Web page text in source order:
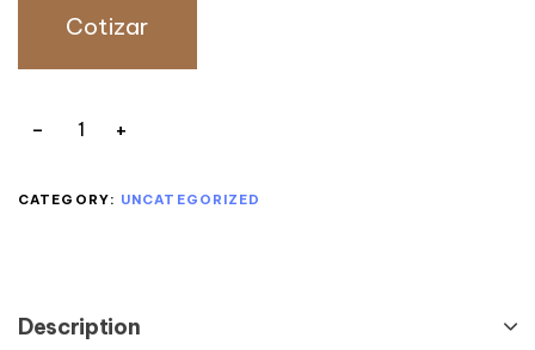
Cotizar
CATEGORY: UNCATEGORIZED
Description